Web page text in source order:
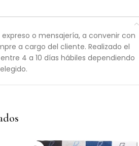
o mensajería, a convenir con
a cargo del cliente. Realizado el
4 a 10 días hábiles dependiendo